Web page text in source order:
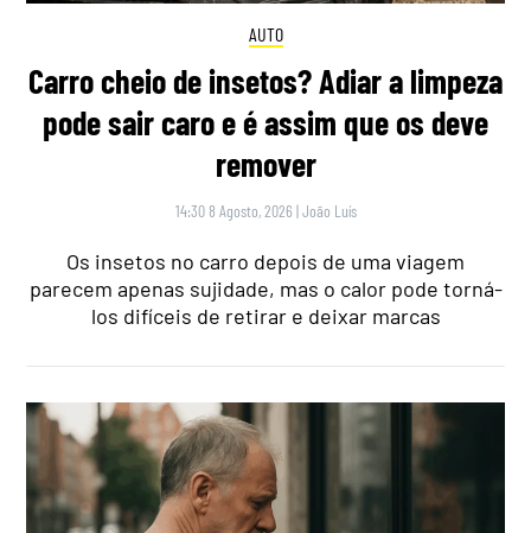
AUTO
Carro cheio de insetos? Adiar a limpeza
pode sair caro e é assim que os deve
remover
14:30 8 Agosto, 2026 |João Luís
Os insetos no carro depois de uma viagem
parecem apenas sujidade, mas o calor pode torná-
los difíceis de retirar e deixar marcas